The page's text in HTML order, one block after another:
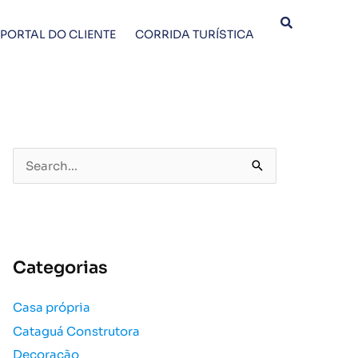
PORTAL DO CLIENTE CORRIDA TURÍSTICA
e
i
a
r
p
Categorias
Casa própria
Cataguá Construtora
Decoração